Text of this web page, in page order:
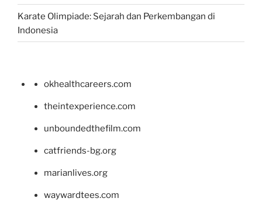
Karate Olimpiade: Sejarah dan Perkembangan di
Indonesia
okhealthcareers.com
theintexperience.com
unboundedthefilm.com
catfriends-bg.org
marianlives.org
waywardtees.com